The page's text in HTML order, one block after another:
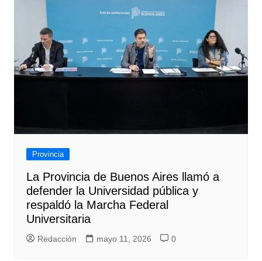
Provincia
La Provincia de Buenos Aires llamó a
defender la Universidad pública y
respaldó la Marcha Federal
Universitaria
Redacción mayo 11, 2026 0